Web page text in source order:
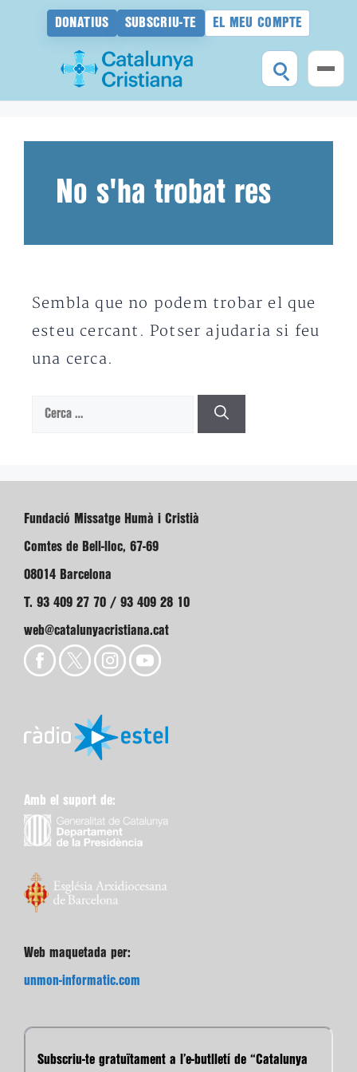
DONATIUS SUBSCRIU-TE EL MEU COMPTE
No s'ha trobat res
Sembla que no podem trobar el que
esteu cercant. Potser ajudaria si feu
una cerca.
Cerca:
Fundació Missatge Humà i Cristià
Comtes de Bell-lloc, 67-69
08014 Barcelona
T. 93 409 27 70 / 93 409 28 10
web@catalunyacristiana.cat
Amb el suport de:
Web maquetada per:
unmon-informatic.com
Subscriu-te gratuïtament a l’e-butlletí de “Catalunya